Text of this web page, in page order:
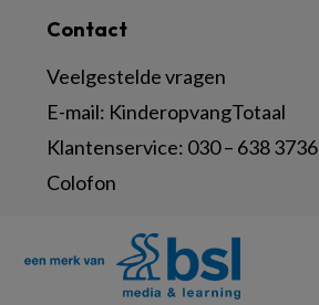
Contact
Veelgestelde vragen
E-mail: KinderopvangTotaal
Klantenservice: 030 – 638 3736
Colofon